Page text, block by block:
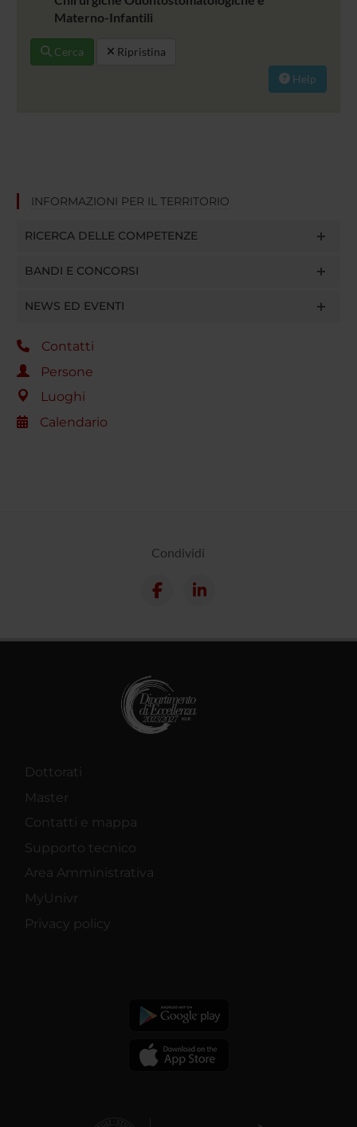
Materno-Infantili
Cerca
Ripristina
Help
INFORMAZIONI PER IL TERRITORIO
RICERCA DELLE COMPETENZE
BANDI E CONCORSI
NEWS ED EVENTI
Contatti
Persone
Luoghi
Calendario
Condividi
Dottorati
Master
Contatti e mappa
Supporto tecnico
Area Amministrativa
MyUnivr
Privacy policy